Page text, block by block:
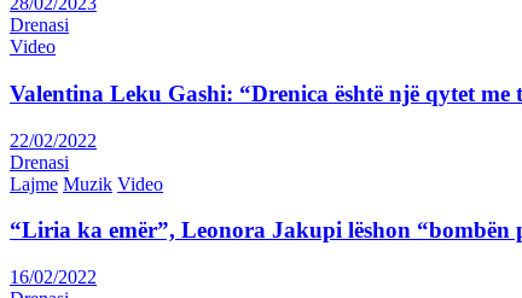
Drenasi
Video
Valentina Leku Gashi: “Drenica është një qytet
22/02/2022
Drenasi
Lajme Muzik Video
“Liria ka emër”, Leonora Jakupi lëshon “bombën
16/02/2022